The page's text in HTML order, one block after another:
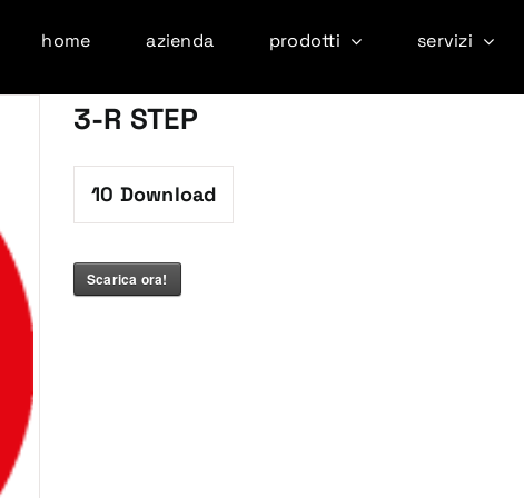
home azienda prodotti servizi
3-R STEP
10 Download
Scarica ora!